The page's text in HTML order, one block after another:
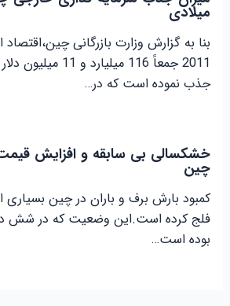
میلادی
بنا به گزارش وزارت بازرگانی
2011 جمعاً 116
جذب نموده است که در…
خشکسالی بی سابقه و افزایش
چین
کمبود بارش برف و باران در چین بسیاری
فلج کرده است.این وضعیت که در شش
بوده است…